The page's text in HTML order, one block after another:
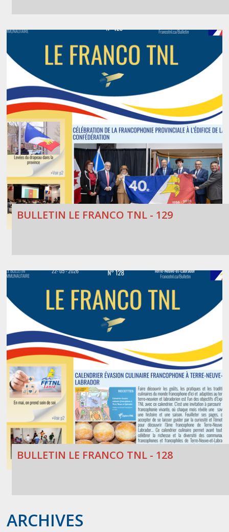
BULLETIN LE FRANCO TNL - 129
BULLETIN LE FRANCO TNL - 128
ARCHIVES